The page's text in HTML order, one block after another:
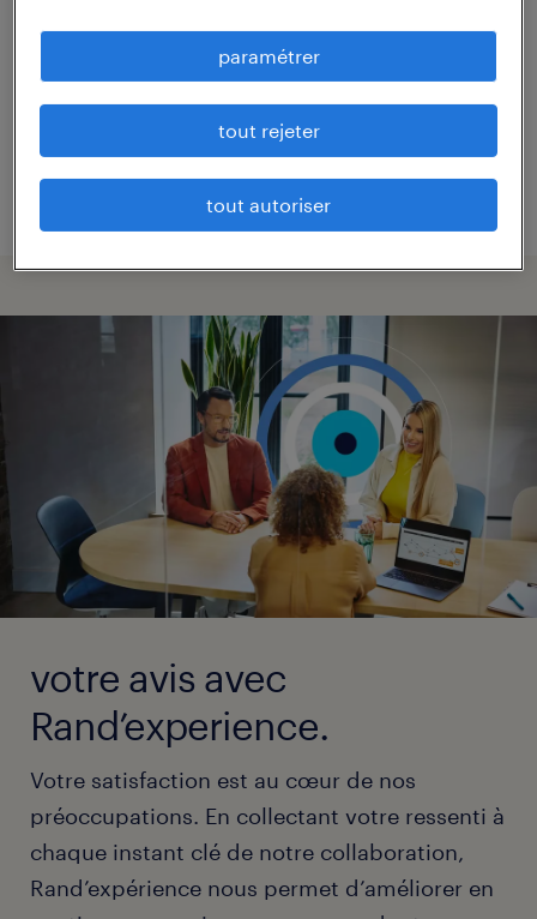
qualité de nos prestations. Armé pour vous
satisfaire, nous améliorons continuellement
nos prestations et bénéficions de la
certification ISO 9001 attestant de leur
qualité.
votre avis avec
Rand’experience.
Votre satisfaction est au cœur de nos
préoccupations. En collectant votre ressenti à
chaque instant clé de notre collaboration,
Rand’expérience nous permet d’améliorer en
paramétrer
tout rejeter
tout autoriser